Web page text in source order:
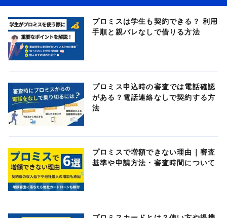
プロミスは学生も契約できる？ 利用
手順と親バレなしで借りる方法
プロミス申込時の審査では電話確認
がある？電話連絡なしで契約する方
法
プロミスで増額できない理由｜審査
基準や申請方法・審査時間について